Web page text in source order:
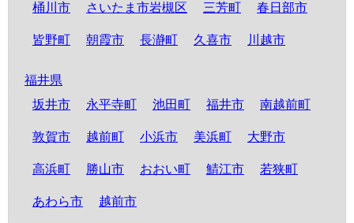
桶川市 さいたま市岩槻区 三芳町 春日部市
皆野町 朝霞市 長瀞町 久喜市 川越市
福井県
坂井市
永平寺町 池田町 福井市 南越前町
敦賀市 越前町 小浜市 美浜町 大野市
高浜町 勝山市 おおい町 鯖江市 若狭町
あわら市 越前市